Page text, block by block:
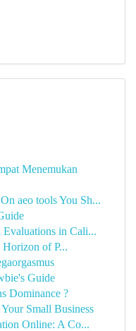
Menemukan
aeo tools You Sh...
in Cali...
of P...
Guide
Dominance ?
Small Business
Online: A Co...